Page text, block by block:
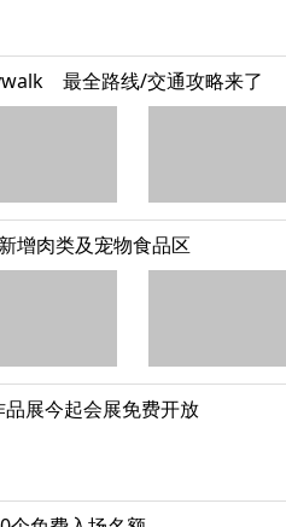
最全路线/交通攻略来了
增肉类及宠物食品区
展今起会展免费开放